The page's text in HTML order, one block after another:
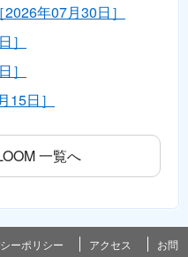
年07月30日］
］
］
日］
一覧へ
ーポリシー アクセス
お問